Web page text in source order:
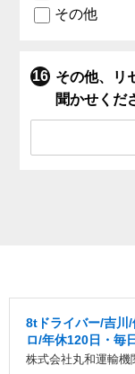
その他
その他、リ
聞かせくだ
8tドライバー/吉川
ロ/年休120日・毎
株式会社丸和運輸機